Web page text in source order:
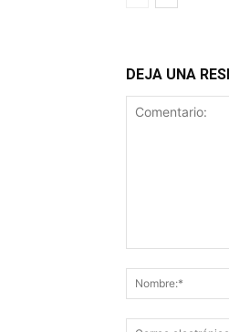
DEJA UNA